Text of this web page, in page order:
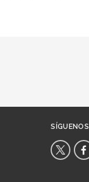
SÍGUENOS